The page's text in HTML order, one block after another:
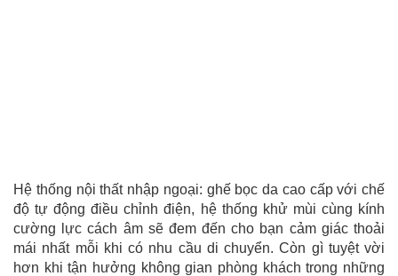
Hệ thống nội thất nhập ngoại: ghế bọc da cao cấp với chế
độ tự động điều chỉnh điện, hệ thống khử mùi cùng kính
cường lực cách âm sẽ đem đến cho bạn cảm giác thoải
mái nhất mỗi khi có nhu cầu di chuyển. Còn gì tuyệt vời
hơn khi tận hưởng không gian phòng khách trong những